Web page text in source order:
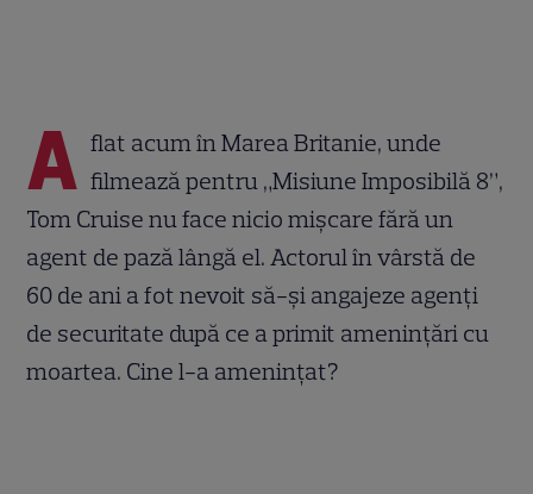
A flat acum în Marea Britanie, unde
filmează pentru „Misiune Imposibilă 8”,
Tom Cruise nu face nicio mișcare fără un
agent de pază lângă el. Actorul în vârstă de
60 de ani a fot nevoit să-și angajeze agenți
de securitate după ce a primit amenințări cu
moartea. Cine l-a amenințat?